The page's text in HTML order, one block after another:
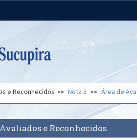
Gabinete de Segurança
e Reconhecidos Nota 5 Área de
e Reconhecidos